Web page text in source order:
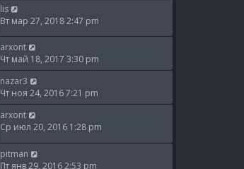
lis
Вт мар 27, 2018 2:47 pm
arxont
Чт май 18, 2017 3:30 pm
nazar3
Чт ноя 24, 2016 7:21 pm
arxont
Ср июл 20, 2016 1:28 pm
pitman
Пт янв 29, 2016 2:53 pm